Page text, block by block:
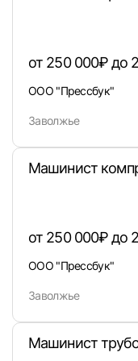
Вход по
от 250 000₽ до
ООО "Прессбук"
Заволжье
Машинист
от 250 000₽ до
ООО "Прессбук"
Заволжье
Машинист